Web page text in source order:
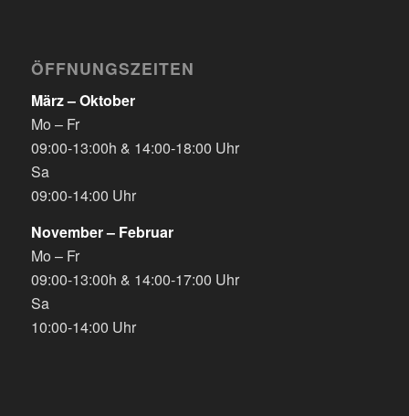
ÖFFNUNGSZEITEN
März – Oktober
Mo – Fr
09:00-13:00h & 14:00-18:00 Uhr
Sa
09:00-14:00 Uhr
November – Februar
Mo – Fr
09:00-13:00h & 14:00-17:00 Uhr
Sa
10:00-14:00 Uhr